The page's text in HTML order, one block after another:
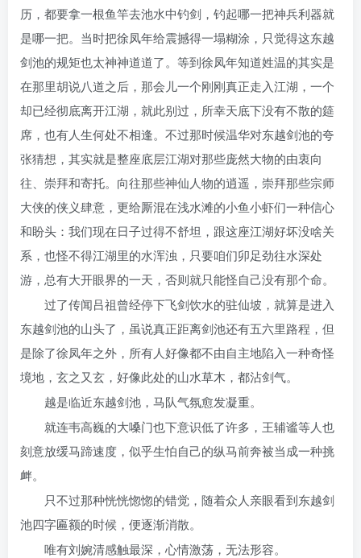
历，都要拿一根鱼竿去池水中钓剑，钓起哪一把神兵利器就
是哪一把。当时把徐凤年给震撼得一塌糊涂，只觉得这东越
剑池的规矩也太神神道道了。等到徐凤年知道姓温的其实是
在那里胡说八道之后，那会儿一个刚刚真正走入江湖，一个
却已经彻底离开江湖，就此别过，所幸天底下没有不散的筵
席，也有人生何处不相逢。不过那时候温华对东越剑池的夸
张猜想，其实就是整座底层江湖对那些庞然大物的由衷向
往、崇拜和寄托。向往那些神仙人物的逍遥，崇拜那些宗师
大侠的侠义肆意，更给厮混在浅水滩的小鱼小虾们一种信心
和盼头：我们现在日子过得不舒坦，跟这座江湖好坏没啥关
系，也怪不得江湖里的水浑浊，只要咱们卯足劲往水深处
游，总有大开眼界的一天，否则就只能怪自己没有那个命。
过了传闻吕祖曾经停下飞剑饮水的驻仙坡，就算是进入
东越剑池的山头了，虽说真正距离剑池还有五六里路程，但
是除了徐凤年之外，所有人好像都不由自主地陷入一种奇怪
境地，玄之又玄，好像此处的山水草木，都沾剑气。
越是临近东越剑池，马队气氛愈发凝重。
就连韦高巍的大嗓门也下意识低了许多，王辅谧等人也
刻意放缓马蹄速度，似乎生怕自己的纵马前奔被当成一种挑
衅。
只不过那种恍恍惚惚的错觉，随着众人亲眼看到东越剑
池四字匾额的时候，便逐渐消散。
唯有刘婉清感触最深，心情激荡，无法形容。